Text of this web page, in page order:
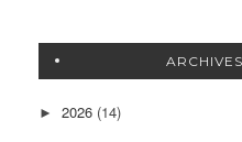
ARCHIVES
► 2026 (14)